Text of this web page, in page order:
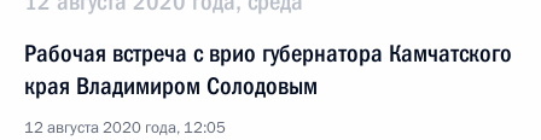
Рабочая встреча с врио губернатора Камчатского
края Владимиром Солодовым
12 августа 2020 года, 12:05